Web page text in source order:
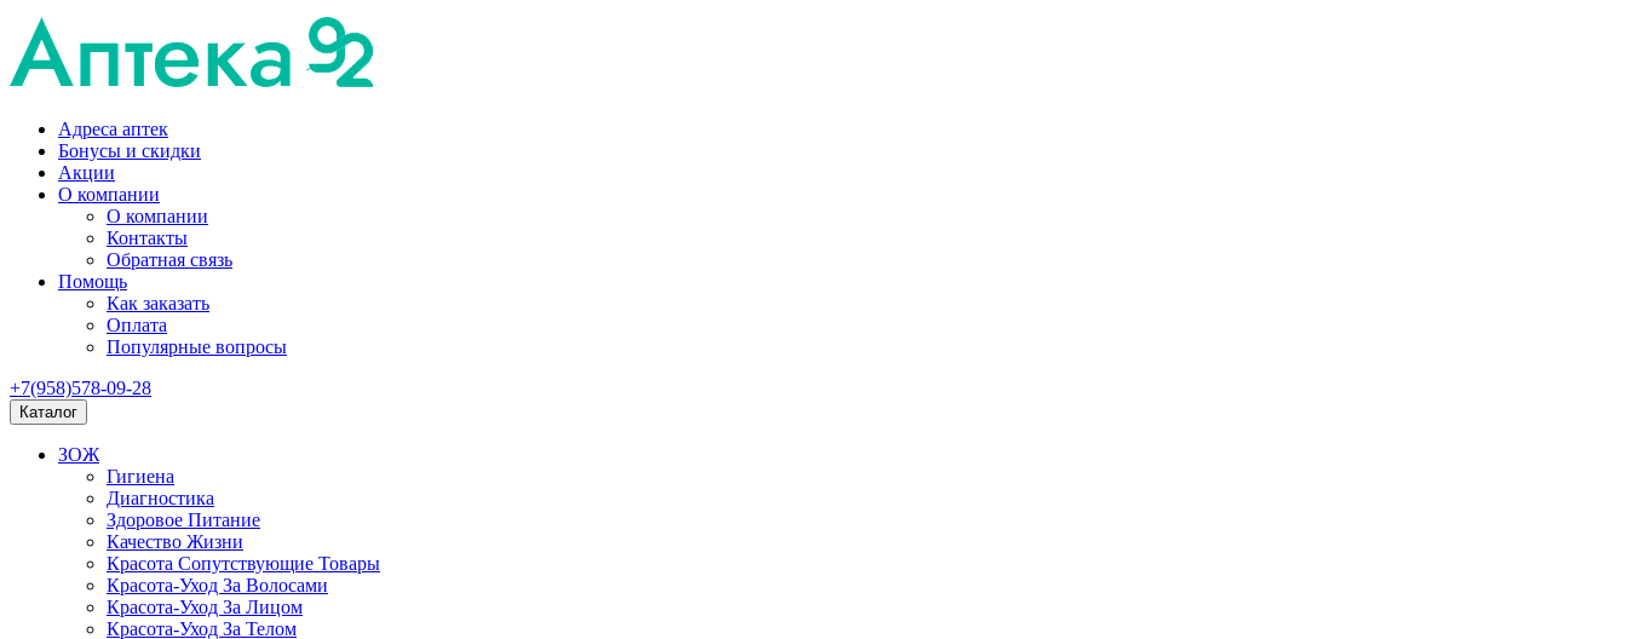
Адреса аптек
Бонусы и скидки
Акции
О компании
О компании
Контакты
Обратная связь
Помощь
Как заказать
Оплата
Популярные вопросы
+7(958)578-09-28
Каталог
ЗОЖ
Гигиена
Диагностика
Здоровое Питание
Качество Жизни
Красота Сопутствующие Товары
Красота-Уход За Волосами
Красота-Уход За Лицом
Красота-Уход За Телом